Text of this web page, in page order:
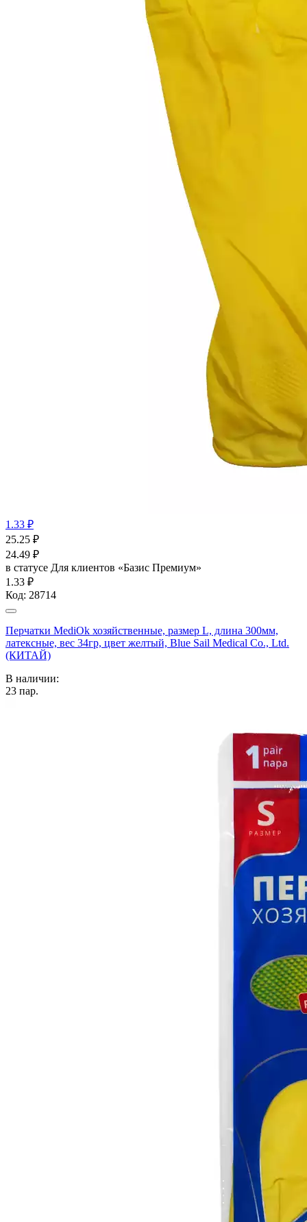
1.33 ₽
25.25 ₽
24.49 ₽
в статусе Для клиентов «Базис Премиум»
1.33 ₽
Код: 28714
Перчатки MediOk хозяйственные, размер L, длина 300мм,
латексные, вес 34гр, цвет желтый, Blue Sail Medical Co., Ltd.
(КИТАЙ)
В наличии:
23 пар.